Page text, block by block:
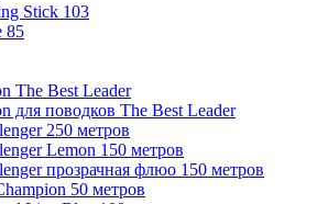
Stick 103
85
The Best Leader
для поводков The Best Leader
250 метров
Lemon 150 метров
прозрачная флюо 150 метров
50 метров